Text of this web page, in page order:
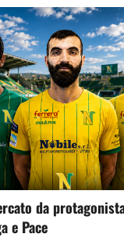
da
e Pace